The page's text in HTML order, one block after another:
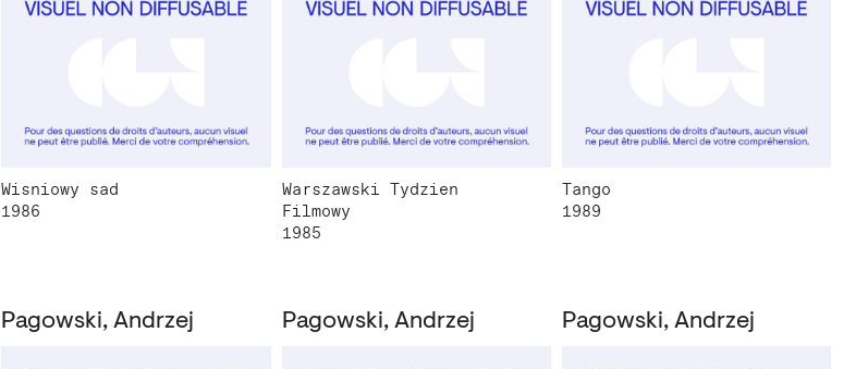
Wisniowy sad
1986
Warszawski Tydzien
Filmowy
1985
Tango
1989
Pagowski, Andrzej Pagowski, Andrzej Pagowski, Andrzej